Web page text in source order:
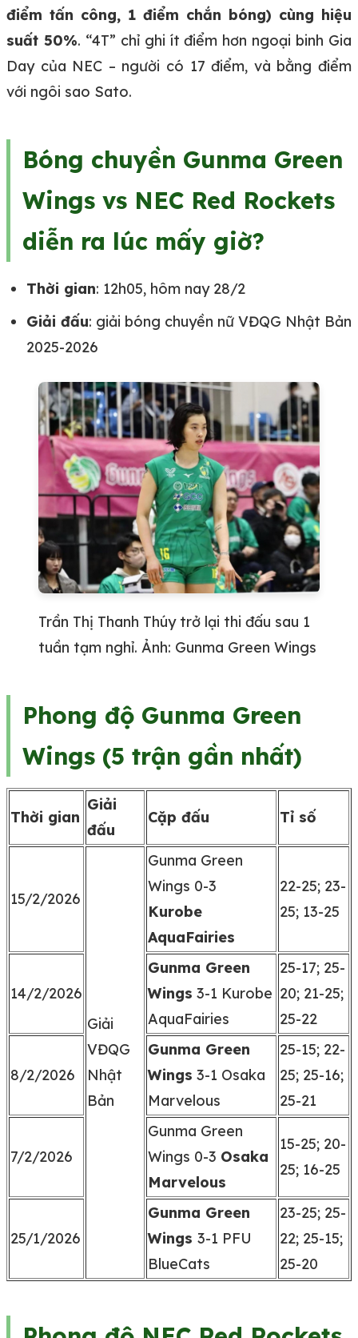
điểm tấn công, 1 điểm chắn bóng) cùng hiệu
suất 50%. “4T” chỉ ghi ít điểm hơn ngoại binh Gia
Day của NEC – người có 17 điểm, và bằng điểm
với ngôi sao Sato.
Bóng chuyền Gunma Green
Wings vs NEC Red Rockets
diễn ra lúc mấy giờ?
Thời gian: 12h05, hôm nay 28/2
Giải đấu: giải bóng chuyền nữ VĐQG Nhật Bản
2025-2026
Trần Thị Thanh Thúy trở lại thi đấu sau 1
tuần tạm nghỉ. Ảnh: Gunma Green Wings
Phong độ Gunma Green
Wings (5 trận gần nhất)
Thời gian
Giải
đấu
Cặp đấu Tỉ số
15/2/2026
Giải
VĐQG
Nhật
Bản
Gunma Green
Wings 0-3
Kurobe
AquaFairies
22-25; 23-
25; 13-25
14/2/2026
Gunma Green
Wings 3-1 Kurobe
AquaFairies
25-17; 25-
20; 21-25;
25-22
8/2/2026
Gunma Green
Wings 3-1 Osaka
Marvelous
25-15; 22-
25; 25-16;
25-21
7/2/2026
Gunma Green
Wings 0-3 Osaka
Marvelous
15-25; 20-
25; 16-25
25/1/2026
Gunma Green
Wings 3-1 PFU
BlueCats
23-25; 25-
22; 25-15;
25-20